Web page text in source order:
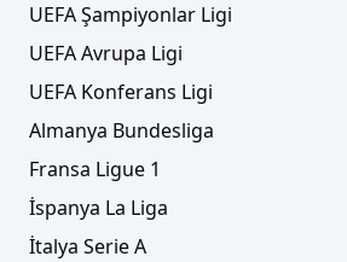
UEFA Şampiyonlar Ligi
UEFA Avrupa Ligi
UEFA Konferans Ligi
Almanya Bundesliga
Fransa Ligue 1
İspanya La Liga
İtalya Serie A